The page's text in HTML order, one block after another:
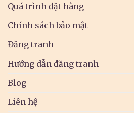
Quá trình đặt hàng
Chính sách bảo mật
Đăng tranh
Hướng dẫn đăng tranh
Blog
Liên hệ